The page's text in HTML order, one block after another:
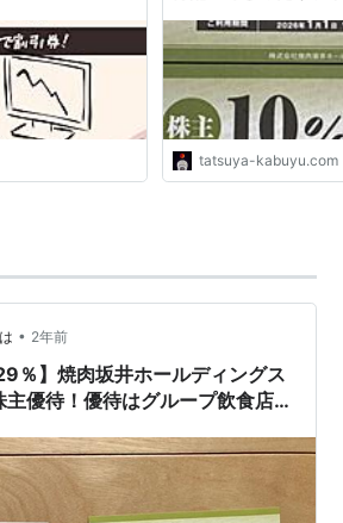
tatsuya-kabuyu.com
• 2年前
％】焼肉坂井ホールディングス
主優待！優待はグループ飲食店